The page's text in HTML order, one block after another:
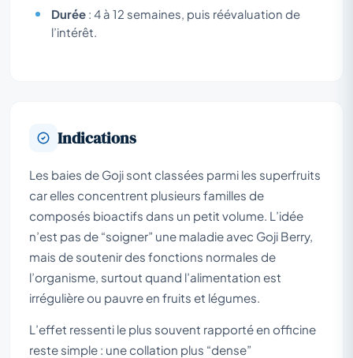
Durée : 4 à 12 semaines, puis réévaluation de
l’intérêt.
Indications
Les baies de Goji sont classées parmi les superfruits
car elles concentrent plusieurs familles de
composés bioactifs dans un petit volume. L’idée
n’est pas de “soigner” une maladie avec Goji Berry,
mais de soutenir des fonctions normales de
l’organisme, surtout quand l’alimentation est
irrégulière ou pauvre en fruits et légumes.
L’effet ressenti le plus souvent rapporté en officine
reste simple : une collation plus “dense”